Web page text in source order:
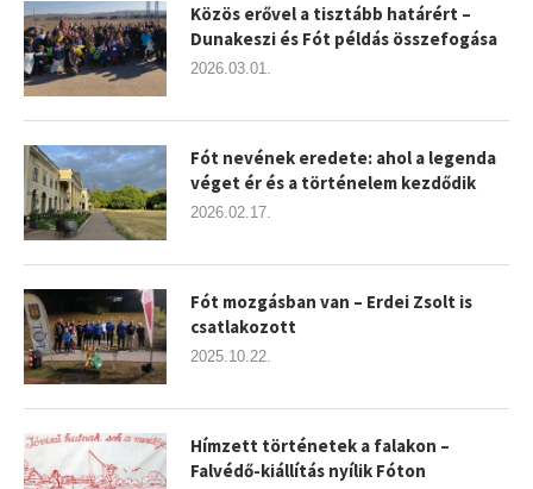
Közös erővel a tisztább határért –
Dunakeszi és Fót példás összefogása
2026.03.01.
Fót nevének eredete: ahol a legenda
véget ér és a történelem kezdődik
2026.02.17.
Fót mozgásban van – Erdei Zsolt is
csatlakozott
2025.10.22.
Hímzett történetek a falakon –
Falvédő-kiállítás nyílik Fóton